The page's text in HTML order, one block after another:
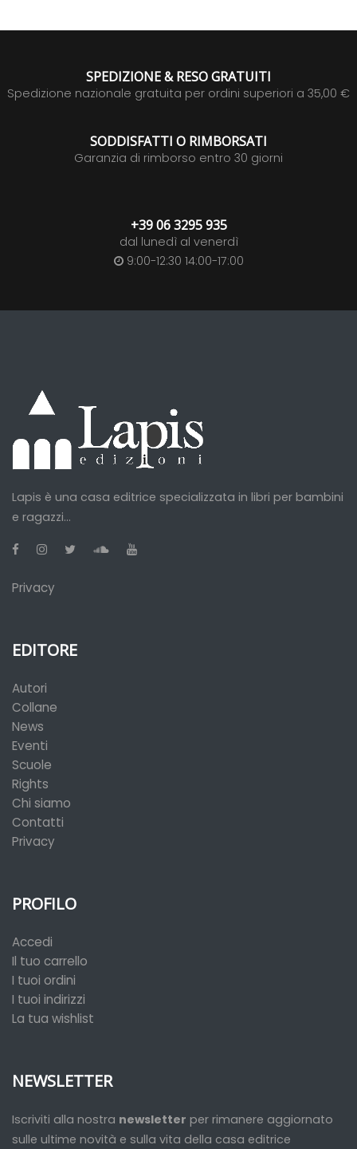
SPEDIZIONE & RESO GRATUITI
Spedizione nazionale gratuita per ordini superiori a 35,00 €
SODDISFATTI O RIMBORSATI
Garanzia di rimborso entro 30 giorni
+39 06 3295 935
dal lunedì al venerdì
9:00-12:30 14:00-17:00
Lapis è una casa editrice specializzata in libri per bambini
e ragazzi...
Privacy
EDITORE
Autori
Collane
News
Eventi
Scuole
Rights
Chi siamo
Contatti
Privacy
PROFILO
Accedi
Il tuo carrello
I tuoi ordini
I tuoi indirizzi
La tua wishlist
NEWSLETTER
Iscriviti alla nostra newsletter per rimanere aggiornato
sulle ultime novità e sulla vita della casa editrice